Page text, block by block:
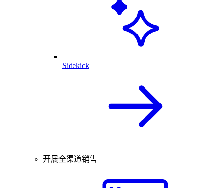
Sidekick
开展全渠道销售